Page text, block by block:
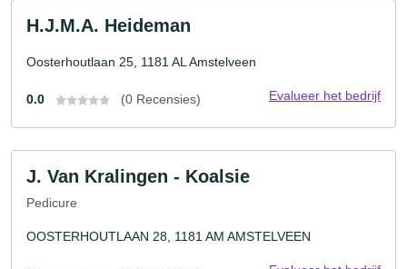
H.J.M.A. Heideman
Oosterhoutlaan 25, 1181 AL Amstelveen
0.0 (0 Recensies) Evalueer het bedrijf
J. Van Kralingen - Koalsie
Pedicure
OOSTERHOUTLAAN 28, 1181 AM AMSTELVEEN